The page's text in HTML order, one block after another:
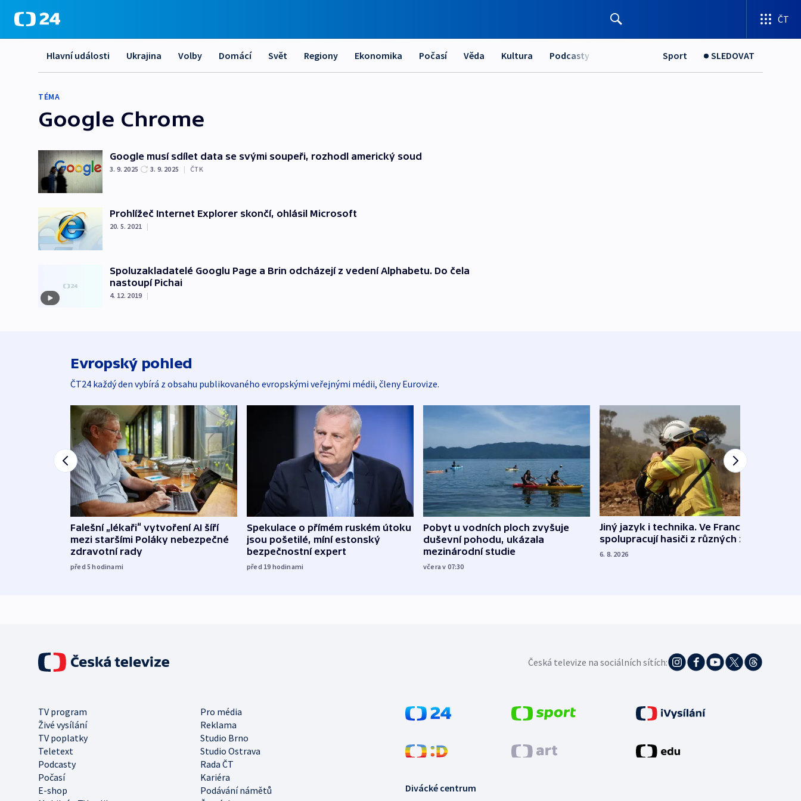
ČT
Hlavní události Ukrajina Volby Domácí Svět Regiony Ekonomika Počasí Věda Kultura Podcasty Sport SLEDOVAT
TÉMA
Google Chrome
Google musí sdílet data se svými soupeři, rozhodl americký soud
3. 9. 2025 3. 9. 2025 | ČTK
Prohlížeč Internet Explorer skončí, ohlásil Microsoft
20. 5. 2021 |
Spoluzakladatelé Googlu Page a Brin odcházejí z vedení Alphabetu. Do čela
nastoupí Pichai
4. 12. 2019 |
Evropský pohled
ČT24 každý den vybírá z obsahu publikovaného evropskými veřejnými médii, členy Eurovize.
Falešní „lékaři“ vytvoření AI šíří
mezi staršími Poláky nebezpečné
zdravotní rady
před 5hodinami
Spekulace o přímém ruském útoku
jsou pošetilé, míní estonský
bezpečnostní expert
před 19 hodinami
Pobyt u vodních ploch zvyšuje
duševní pohodu, ukázala
mezinárodní studie
včera v 07:30
Jiný jazyk i technika. Ve Francii
spolupracují hasiči z různých zemí
6. 8. 2026
Česká televize na sociálních sítích:
TV program
Pro média
Živé vysílání
Reklama
TV poplatky
Studio Brno
Teletext
Studio Ostrava
Podcasty
Rada ČT
Počasí
Kariéra
E-shop
Podávání námětů
Divácké centrum